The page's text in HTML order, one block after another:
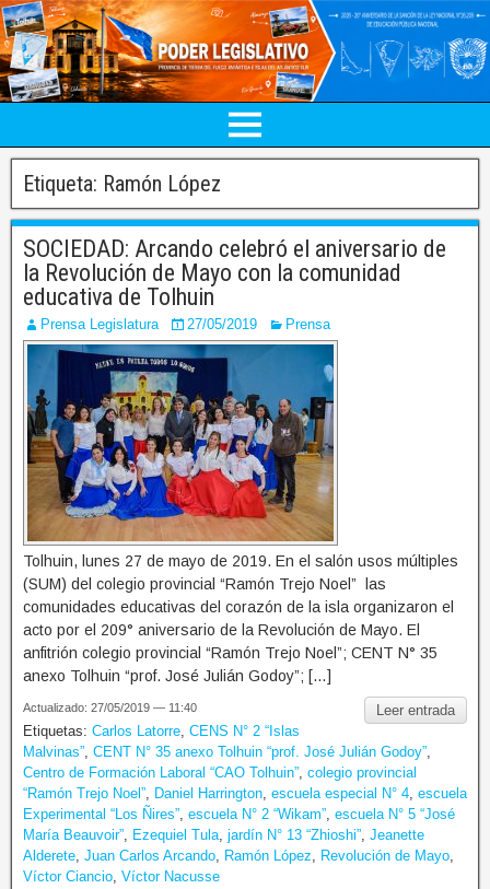
Etiqueta: Ramón López
SOCIEDAD: Arcando celebró el aniversario de
la Revolución de Mayo con la comunidad
educativa de Tolhuin
Prensa Legislatura 27/05/2019 Prensa
Tolhuin, lunes 27 de mayo de 2019. En el salón usos múltiples
(SUM) del colegio provincial “Ramón Trejo Noel” las
comunidades educativas del corazón de la isla organizaron el
acto por el 209° aniversario de la Revolución de Mayo. El
anfitrión colegio provincial “Ramón Trejo Noel”; CENT N° 35
anexo Tolhuin “prof. José Julián Godoy”; […]
Leer entrada
Actualizado: 27/05/2019 — 11:40
Etiquetas: Carlos Latorre CENS N° 2 “Islas
Malvinas” CENT N° 35 anexo Tolhuin “prof. José Julián Godoy”
Centro de Formación Laboral “CAO Tolhuin” colegio provincial
“Ramón Trejo Noel”
Daniel Harrington escuela especial N° 4 escuela
Experimental “Los Ñires” escuela N° 2 “Wikam” escuela N° 5 “José
María Beauvoir”
Ezequiel Tula jardín N° 13 “Zhioshi” Jeanette
Alderete Juan Carlos Arcando Ramón López Revolución de Mayo
Víctor Ciancio Víctor Nacusse